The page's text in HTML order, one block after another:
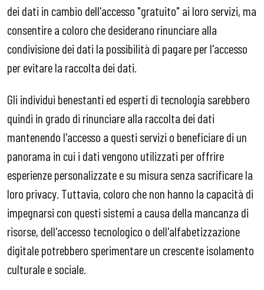
dei dati in cambio dell'accesso "gratuito" ai loro servizi, ma
consentire a coloro che desiderano rinunciare alla
condivisione dei dati la possibilità di pagare per l'accesso
per evitare la raccolta dei dati.
Gli individui benestanti ed esperti di tecnologia sarebbero
quindi in grado di rinunciare alla raccolta dei dati
mantenendo l'accesso a questi servizi o beneficiare di un
panorama in cui i dati vengono utilizzati per offrire
esperienze personalizzate e su misura senza sacrificare la
loro privacy. Tuttavia, coloro che non hanno la capacità di
impegnarsi con questi sistemi a causa della mancanza di
risorse, dell'accesso tecnologico o dell'alfabetizzazione
digitale potrebbero sperimentare un crescente isolamento
culturale e sociale.